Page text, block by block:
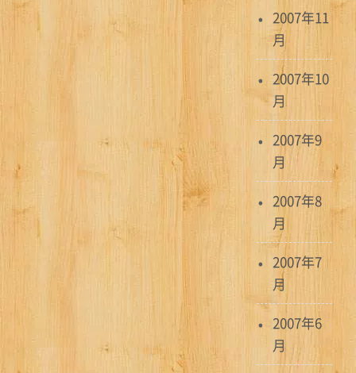
2007年11
月
2007年10
月
2007年9
月
2007年8
月
2007年7
月
2007年6
月